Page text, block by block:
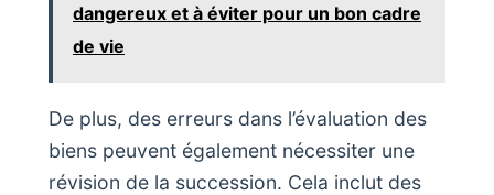
dangereux et à éviter pour un bon cadre
de vie
De plus, des erreurs dans l’évaluation des
biens peuvent également nécessiter une
révision de la succession. Cela inclut des